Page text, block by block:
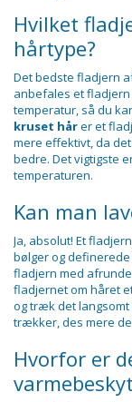
Hvilket
hårtype?
Det bedste fladjern
anbefales et
temperatur, så du
kruset hårer et
mere effektivt, da
bedre. Det vigtigste
temperaturen.
Kan man
Ja, absolut! Et
bølger og
fladjern med
fladjernet om håret
og træk det langsomt
trækker, des mere
Hvorfor er